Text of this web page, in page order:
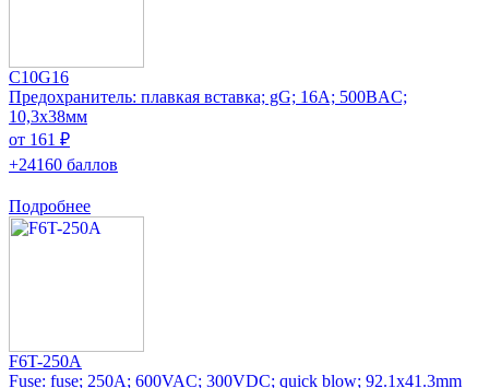
C10G16
Предохранитель: плавкая вставка; gG; 16А; 500ВAC;
10,3x38мм
от 161 ₽
+24160 баллов
Подробнее
F6T-250A
Fuse: fuse; 250A; 600VAC; 300VDC; quick blow; 92.1x41.3mm